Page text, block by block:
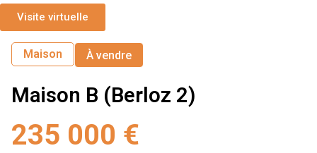
Visite virtuelle
Maison À vendre
Maison B (Berloz 2)
235 000 €